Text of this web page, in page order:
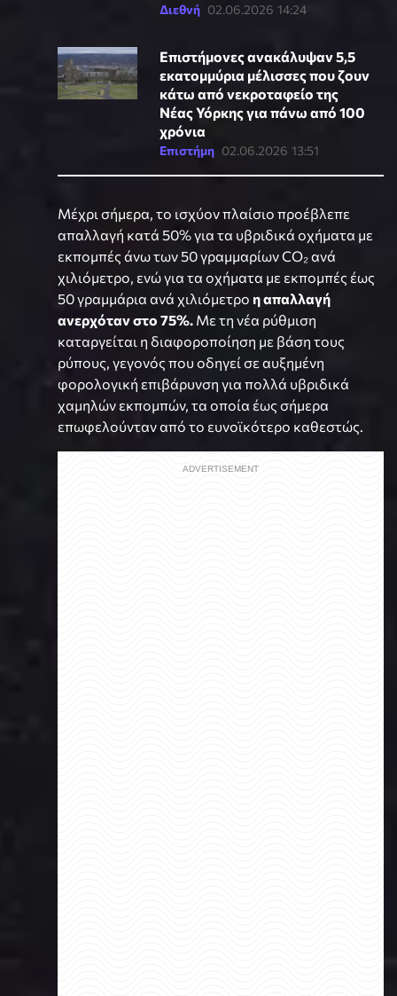
Διεθνή 02.06.2026 14:24
Επιστήμονες ανακάλυψαν 5,5
εκατομμύρια μέλισσες που ζουν
κάτω από νεκροταφείο της
Νέας Υόρκης για πάνω από 100
χρόνια
Επιστήμη 02.06.2026 13:51
Μέχρι σήμερα, το ισχύον πλαίσιο προέβλεπε
απαλλαγή κατά 50% για τα υβριδικά οχήματα με
εκπομπές άνω των 50 γραμμαρίων CO₂ ανά
χιλιόμετρο, ενώ για τα οχήματα με εκπομπές έως
50 γραμμάρια ανά χιλιόμετρο η απαλλαγή
ανερχόταν στο 75%. Με τη νέα ρύθμιση
καταργείται η διαφοροποίηση με βάση τους
ρύπους, γεγονός που οδηγεί σε αυξημένη
φορολογική επιβάρυνση για πολλά υβριδικά
χαμηλών εκπομπών, τα οποία έως σήμερα
επωφελούνταν από το ευνοϊκότερο καθεστώς.